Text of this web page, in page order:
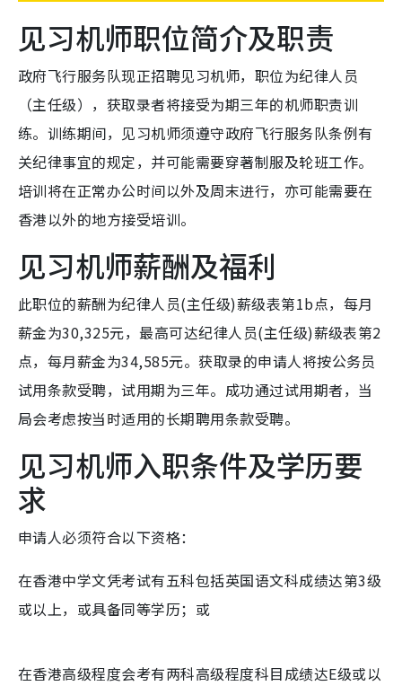
见习机师职位简介及职责
政府飞行服务队现正招聘见习机师，职位为纪律人员
（主任级），获取录者将接受为期三年的机师职责训
练。训练期间，见习机师须遵守政府飞行服务队条例有
关纪律事宜的规定，并可能需要穿著制服及轮班工作。
培训将在正常办公时间以外及周末进行，亦可能需要在
香港以外的地方接受培训。
见习机师薪酬及福利
此职位的薪酬为纪律人员(主任级)薪级表第1b点，每月
薪金为30,325元，最高可达纪律人员(主任级)薪级表第2
点，每月薪金为34,585元。获取录的申请人将按公务员
试用条款受聘，试用期为三年。成功通过试用期者，当
局会考虑按当时适用的长期聘用条款受聘。
见习机师入职条件及学历要
求
申请人必须符合以下资格：
在香港中学文凭考试有五科包括英国语文科成绩达第3级
或以上，或具备同等学历；或
在香港高级程度会考有两科高级程度科目成绩达E级或以